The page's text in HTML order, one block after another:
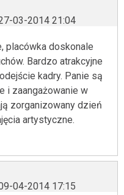
03-2014 21:04
placówka doskonale
Bardzo atrakcyjne
kadry. Panie są
i zaangażowanie w
zorganizowany dzień
artystyczne.
04-2014 17:15